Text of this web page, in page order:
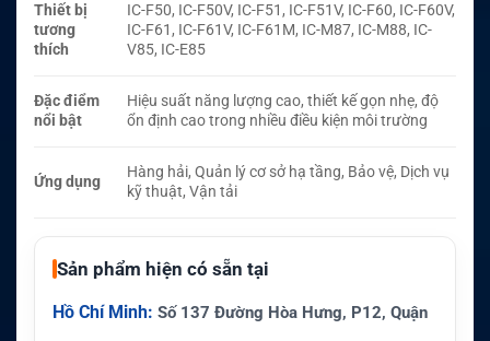
Thiết bị
tương
thích
IC-F50, IC-F50V, IC-F51, IC-F51V, IC-F60, IC-F60V,
IC-F61, IC-F61V, IC-F61M, IC-M87, IC-M88, IC-
V85, IC-E85
Đặc điểm
nổi bật
Hiệu suất năng lượng cao, thiết kế gọn nhẹ, độ
ổn định cao trong nhiều điều kiện môi trường
Ứng dụng
Hàng hải, Quản lý cơ sở hạ tầng, Bảo vệ, Dịch vụ
kỹ thuật, Vận tải
Sản phẩm hiện có sẵn tại
Hồ Chí Minh: Số 137 Đường Hòa Hưng, P12, Quận